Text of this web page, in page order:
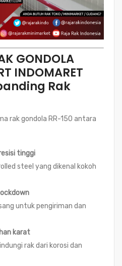
GONDOLA
INDOMARET
Rak
rak gondola RR-150 antara
tinggi
steel yang dikenal kokoh
untuk pengiriman dan
karat
rak dari korosi dan